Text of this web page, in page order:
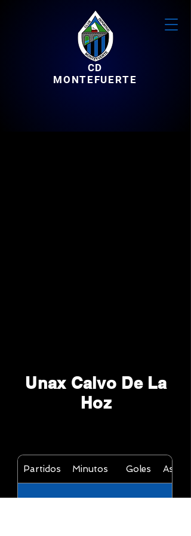
CD
MONTEFUERTE
Unax Calvo De La
Hoz
Partidos Minutos Goles